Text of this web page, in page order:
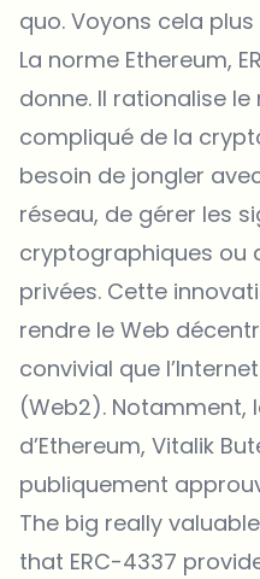
quo. Voyons cela
La norme Ethereum,
donne. Il rationalise
compliqué de la
besoin de jongler
réseau, de gérer les
cryptographiques ou
privées. Cette
rendre le Web
convivial que
(Web2).
d’Ethereum, Vitalik
publiquement
The big really
that ERC-4337